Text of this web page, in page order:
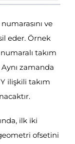
ve
eder. Örnek
takım
zamanda
ilişkili takım
ilk iki
ofsetini